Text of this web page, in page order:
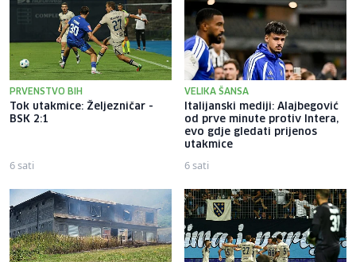
PRVENSTVO BIH
Tok utakmice: Željezničar -
BSK 2:1
6 sati
VELIKA ŠANSA
Italijanski mediji: Alajbegović
od prve minute protiv Intera,
evo gdje gledati prijenos
utakmice
6 sati